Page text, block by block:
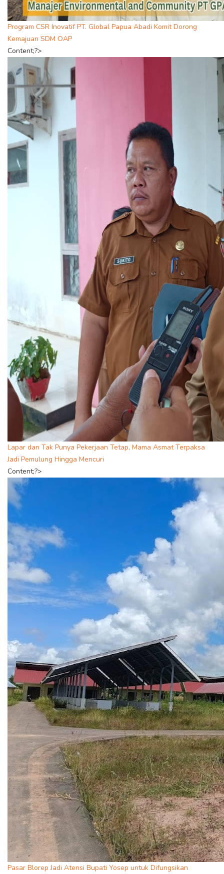
Program CSR Inovatif PT. Global Papua Abadi Komit Dorong
Kemajuan SDM OAP
Content;?>
Lapar dan Tak Punya Pekerjaan Tetap, Mama Asmat Terpaksa
Jadi Pemulung Hingga Mencuri
Content;?>
Pasar Blorep Jadi Atensi Bupati Yosep untuk Difungsikan